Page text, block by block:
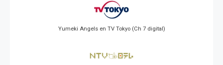
Yumeki Angels en TV Tokyo (Ch 7 digital)